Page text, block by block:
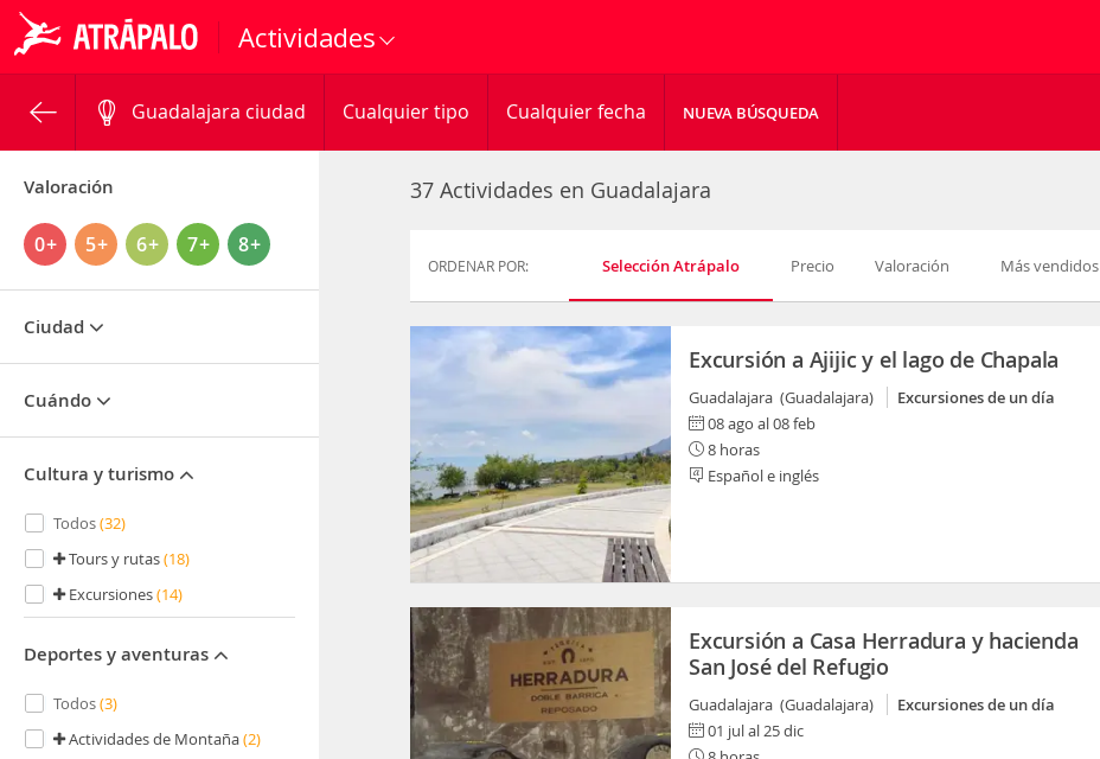
Actividades
Guadalajara ciudad Cualquier tipo Cualquier fecha NUEVA BÚSQUEDA
Valoración
0+ 5+ 6+ 7+ 8+
Ciudad
Cuándo
Cultura y turismo
Todos(32)
Tours y rutas(18)
Excursiones(14)
Deportes y aventuras
Todos(3)
Actividades de Montaña(2)
37 Actividades en Guadalajara
ORDENAR POR: Selección Atrápalo Precio Valoración Más vendidos
Excursión a Ajijic y el lago de Chapala
Guadalajara (Guadalajara)
Excursiones de un día
08 ago al 08 feb
8 horas
Español e inglés
Excursión a Casa Herradura y hacienda
San José del Refugio
Guadalajara (Guadalajara)
Excursiones de un día
01 jul al 25 dic